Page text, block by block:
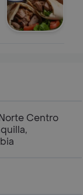
Centro